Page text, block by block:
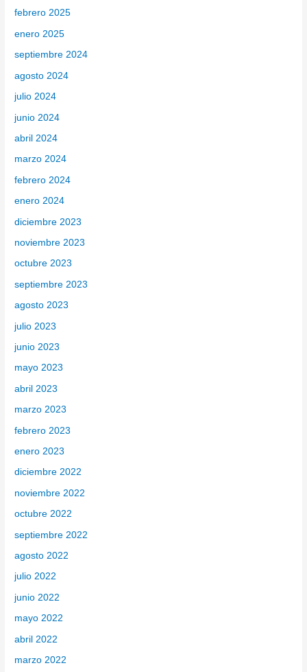
febrero 2025
enero 2025
septiembre 2024
agosto 2024
julio 2024
junio 2024
abril 2024
marzo 2024
febrero 2024
enero 2024
diciembre 2023
noviembre 2023
octubre 2023
septiembre 2023
agosto 2023
julio 2023
junio 2023
mayo 2023
abril 2023
marzo 2023
febrero 2023
enero 2023
diciembre 2022
noviembre 2022
octubre 2022
septiembre 2022
agosto 2022
julio 2022
junio 2022
mayo 2022
abril 2022
marzo 2022